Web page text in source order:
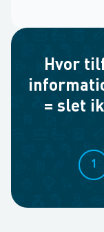
Hvor
= slet
1